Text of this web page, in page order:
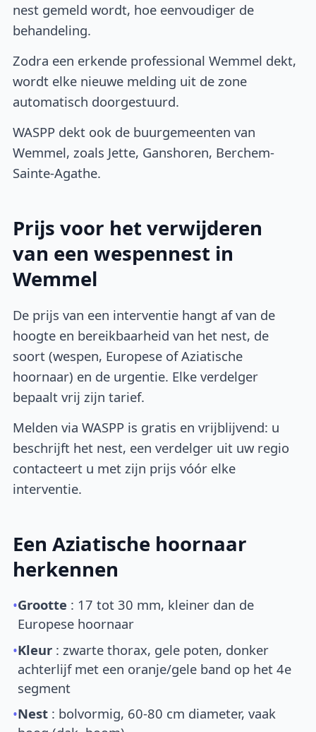
nest gemeld wordt, hoe eenvoudiger de
behandeling.
Zodra een erkende professional Wemmel dekt,
wordt elke nieuwe melding uit de zone
automatisch doorgestuurd.
WASPP dekt ook de buurgemeenten van
Wemmel, zoals Jette, Ganshoren, Berchem-
Sainte-Agathe.
Prijs voor het verwijderen
van een wespennest in
Wemmel
De prijs van een interventie hangt af van de
hoogte en bereikbaarheid van het nest, de
soort (wespen, Europese of Aziatische
hoornaar) en de urgentie. Elke verdelger
bepaalt vrij zijn tarief.
Melden via WASPP is gratis en vrijblijvend: u
beschrijft het nest, een verdelger uit uw regio
contacteert u met zijn prijs vóór elke
interventie.
Een Aziatische hoornaar
herkennen
•Grootte : 17 tot 30 mm, kleiner dan de
Europese hoornaar
•Kleur : zwarte thorax, gele poten, donker
achterlijf met een oranje/gele band op het 4e
segment
•Nest : bolvormig, 60-80 cm diameter, vaak